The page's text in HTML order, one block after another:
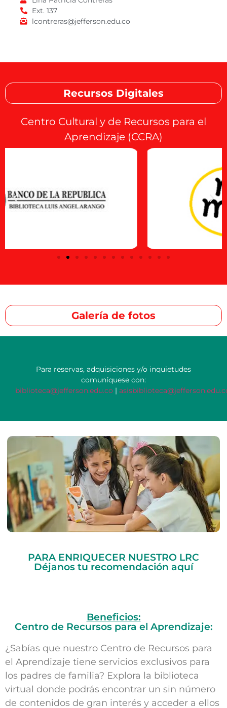
Ext. 137
lcontreras@jefferson.edu.co
Recursos Digitales
Centro Cultural y de Recursos para el
Aprendizaje (CCRA)
Galería de fotos
Para reservas, adquisiciones y/o inquietudes
comuníquese con:
biblioteca@jefferson.edu.co |
PARA ENRIQUECER NUESTRO LRC
Déjanos tu recomendación aquí
Beneficios:
Centro de Recursos para el Aprendizaje:
¿Sabías que nuestro Centro de Recursos para
el Aprendizaje tiene servicios exclusivos para
los padres de familia? Explora la biblioteca
virtual donde podrás encontrar un sin número
de contenidos de gran interés y acceder a ellos